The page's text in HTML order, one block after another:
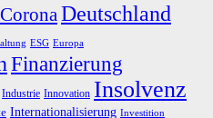
CoronaDeutschland
ESG Europa
Finanzierung
Industrie Innovation Insolvenz
Internationalisierung Investition